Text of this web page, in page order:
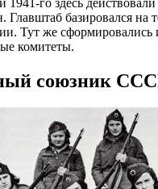
Главштаб базировался на
Тут же сформировались
комитеты.
союзник